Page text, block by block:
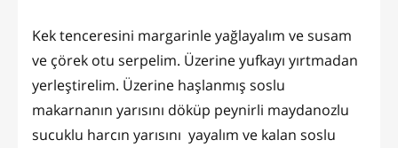
Kek tenceresini margarinle yağlayalım ve susam
ve çörek otu serpelim. Üzerine yufkayı yırtmadan
yerleştirelim. Üzerine haşlanmış soslu
makarnanın yarısını döküp peynirli maydanozlu
sucuklu harcın yarısını yayalım ve kalan soslu